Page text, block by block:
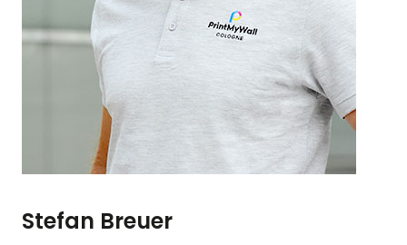
Stefan Breuer